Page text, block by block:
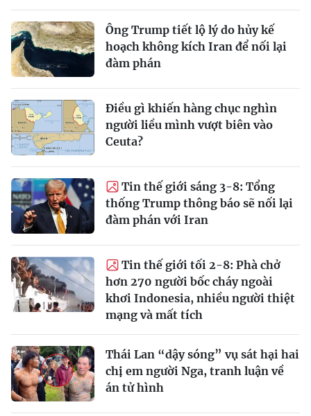
Ông Trump tiết lộ lý do hủy kế
hoạch không kích Iran để nối lại
đàm phán
Điều gì khiến hàng chục nghìn
người liều mình vượt biên vào
Ceuta?
Tin thế giới sáng 3-8: Tổng
thống Trump thông báo sẽ nối lại
đàm phán với Iran
Tin thế giới tối 2-8: Phà chở
hơn 270 người bốc cháy ngoài
khơi Indonesia, nhiều người thiệt
mạng và mất tích
Thái Lan “dậy sóng” vụ sát hại hai
chị em người Nga, tranh luận về
án tử hình